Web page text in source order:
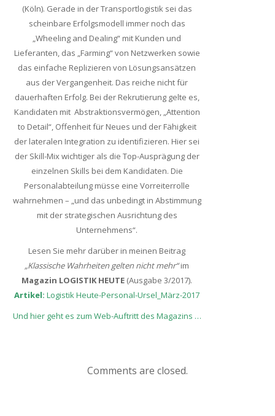
(Köln). Gerade in der Transportlogistik sei das
scheinbare Erfolgsmodell immer noch das
„Wheeling and Dealing“ mit Kunden und
Lieferanten, das „Farming“ von Netzwerken sowie
das einfache Replizieren von Lösungsansätzen
aus der Vergangenheit. Das reiche nicht für
dauerhaften Erfolg. Bei der Rekrutierung gelte es,
Kandidaten mit Abstraktionsvermögen, „Attention
to Detail“, Offenheit für Neues und der Fähigkeit
der lateralen Integration zu identifizieren. Hier sei
der Skill-Mix wichtiger als die Top-Ausprägung der
einzelnen Skills bei dem Kandidaten. Die
Personalabteilung müsse eine Vorreiterrolle
wahrnehmen – „und das unbedingt in Abstimmung
mit der strategischen Ausrichtung des
Unternehmens“.
Lesen Sie mehr darüber in meinen Beitrag
„Klassische Wahrheiten gelten nicht mehr“im
Magazin LOGISTIK HEUTE (Ausgabe 3/2017).
Artikel: Logistik Heute-Personal-Ursel_März-2017
Und hier geht es zum Web-Auftritt des Magazins …
Comments are closed.